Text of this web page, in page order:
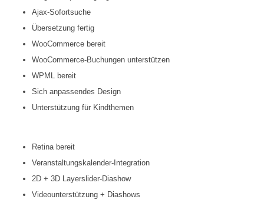
Ajax-Sofortsuche
Übersetzung fertig
WooCommerce bereit
WooCommerce-Buchungen unterstützen
WPML bereit
Sich anpassendes Design
Unterstützung für Kindthemen
Retina bereit
Veranstaltungskalender-Integration
2D + 3D Layerslider-Diashow
Videounterstützung + Diashows